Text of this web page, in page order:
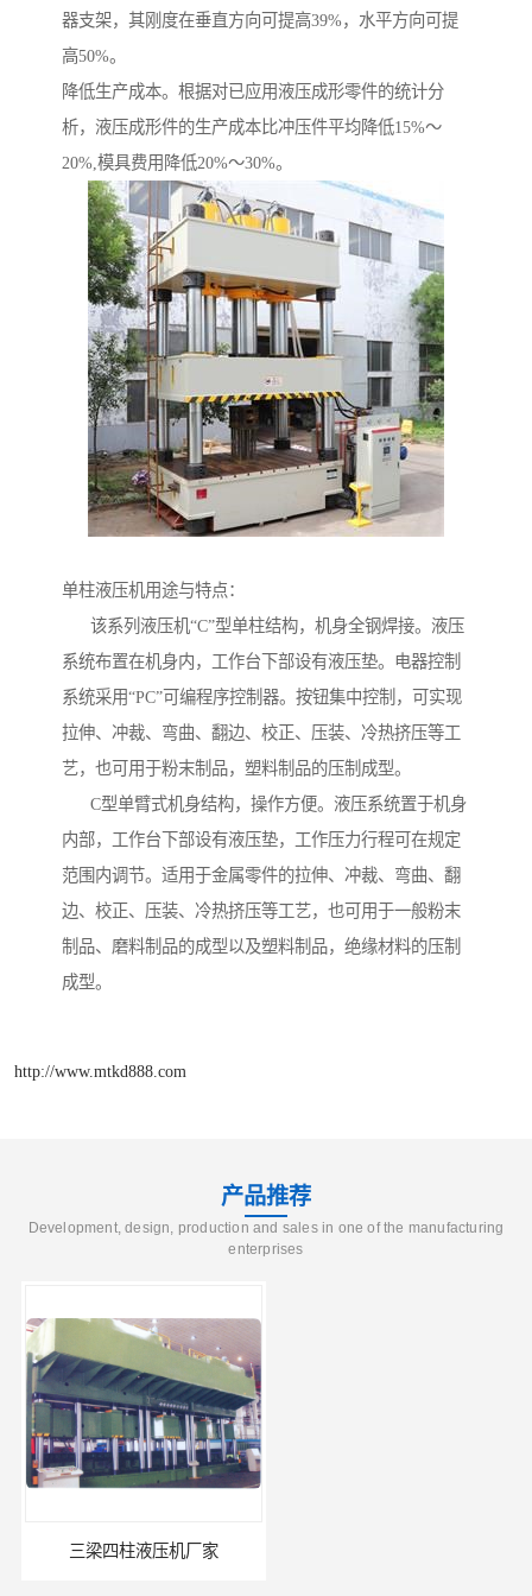
器支架，其刚度在垂直方向可提高39%，水平方向可提
高50%。
降低生产成本。根据对已应用液压成形零件的统计分
析，液压成形件的生产成本比冲压件平均降低15%～
20%,模具费用降低20%～30%。
单柱液压机用途与特点：
该系列液压机“C”型单柱结构，机身全钢焊接。液压
系统布置在机身内，工作台下部设有液压垫。电器控制
系统采用“PC”可编程序控制器。按钮集中控制，可实现
拉伸、冲裁、弯曲、翻边、校正、压装、冷热挤压等工
艺，也可用于粉末制品，塑料制品的压制成型。
C型单臂式机身结构，操作方便。液压系统置于机身
内部，工作台下部设有液压垫，工作压力行程可在规定
范围内调节。适用于金属零件的拉伸、冲裁、弯曲、翻
边、校正、压装、冷热挤压等工艺，也可用于一般粉末
制品、磨料制品的成型以及塑料制品，绝缘材料的压制
成型。
http://www.mtkd888.com
产品推荐
Development, design, production and sales in one of the manufacturing
enterprises
三梁四柱液压机厂家